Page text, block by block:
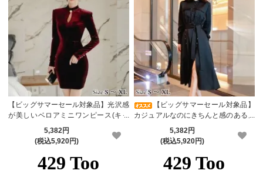
【ビッグサマーセール対象品】光沢感
が美しいベロアミニワンピース(キャ
バドレス・CABARETDRESS)
5,382円
(税込5,920円)
【ビッグサマーセール対象品】
カジュアルなのにきちんと感のあるノ
ーカラーワンピース(キャバドレス・C
ABARETDRESS)
5,382円
(税込5,920円)